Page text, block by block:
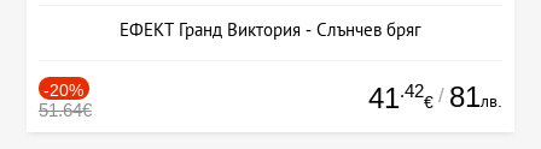
ЕФЕКТ Гранд Виктория - Слънчев бряг
-20%
51.64€ 41.42
€ / 81лв.